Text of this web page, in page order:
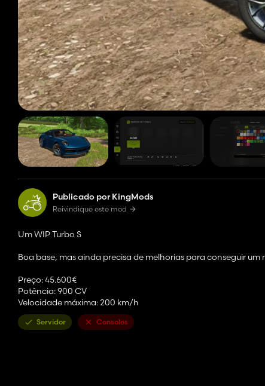
Publicado por KingMods
Reivindique este mod
Um WIP Turbo S
Boa base, mas ainda precisa de melhorias para conseguir
Preço: 45.600€
Potência: 900 CV
Velocidade máxima: 200 km/h
Servidor Consoles